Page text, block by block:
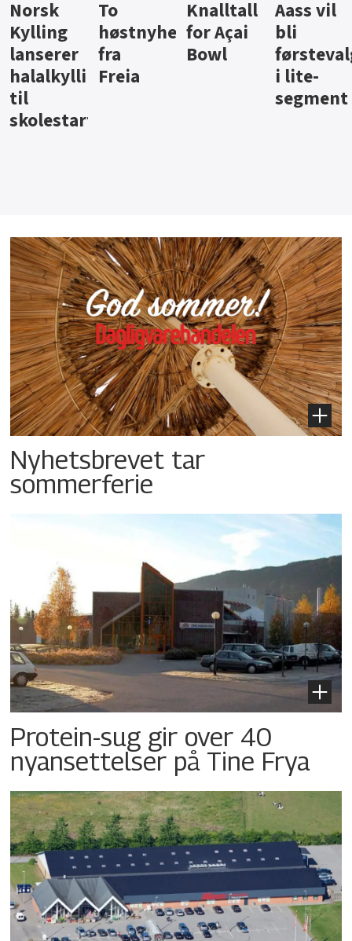
Knalltall
for Açai
Bowl
Aass vil
bli
førstevalg
i lite-
Brus og
jus fra
Berentsen
Hard
iste fra
Hansa
Nyhetsbrevet tar
sommerferie
Protein-sug gir over 40
nyansettelser på Tine Frya